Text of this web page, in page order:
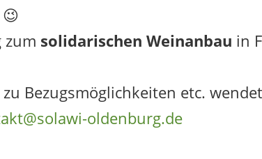
😉
zum solidarischen Weinanbau in
zu Bezugsmöglichkeiten etc.
oldenburg.de